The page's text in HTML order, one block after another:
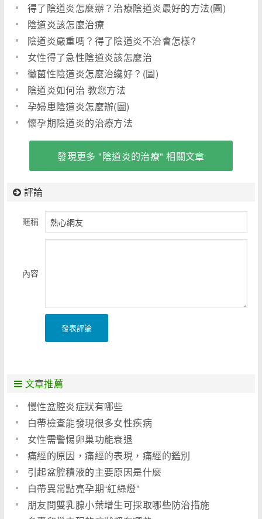
得了陰道炎怎麼辦？治療陰道炎最好的方法(圖)
陰道炎該怎麼治療
陰道炎嚴重嗎？得了陰道炎不治會怎樣?
女性得了急性陰道炎該怎麼治
黴菌性陰道炎怎麼治纔好？(圖)
陰道炎如何治 教您方法
孕婦患陰道炎怎麼辦(圖)
懷孕期陰道炎的治療方法
發現更多 "陰道炎的治療" 相關文章
評論
暱稱
內容
發表評論
文章推薦
慢性盆腔炎症狀有哪些
白帶檢查能發現很多女性疾病
女性需警惕卵巢功能衰退
痛經的原因，痛經的表現，痛經的鑑別
引起盆腔積液的主要原因是什麼
白帶異常點亮孕期“紅綠燈”
朋友問雙乳腺小葉增生可採取哪些防治措施